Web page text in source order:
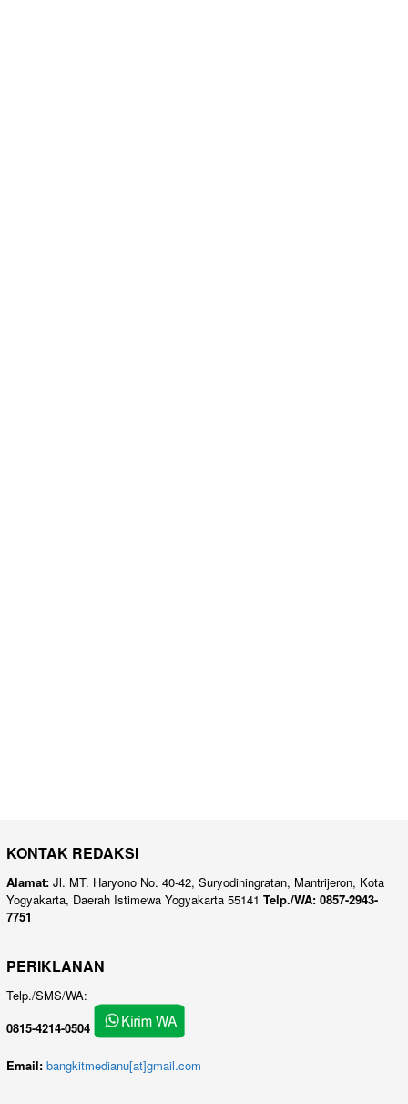
KONTAK REDAKSI
Alamat: Jl. MT. Haryono No. 40-42, Suryodiningratan, Mantrijeron, Kota
Yogyakarta, Daerah Istimewa Yogyakarta 55141 Telp./WA: 0857-2943-
7751
PERIKLANAN
Telp./SMS/WA:
0815-4214-0504
Email: bangkitmedianu[at]gmail.com